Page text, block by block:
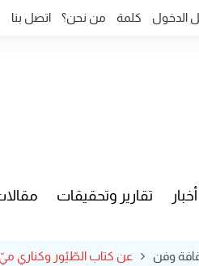
الدخول كلمة من نحن؟ اتصل بنا
أخبار تقارير وتحقيقات
وفن عن كتاب الطّيُور وكناري ميّ